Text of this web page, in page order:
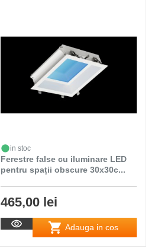
in stoc
Ferestre false cu iluminare LED
pentru spații obscure 30x30c...
465,00 lei
Adauga in cos